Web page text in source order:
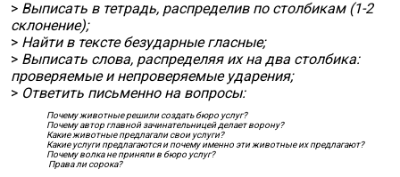
> Выписать в тетрадь, распределив по столбикам (1-2
склонение);
> Найти в тексте безударные гласные;
> Выписать слова, распределяя их на два столбика:
проверяемые и непроверяемые ударения;
> Ответить письменно на вопросы:
Почему животные решили создать бюро услуг?
Почему автор главной зачинательницей делает ворону?
Какие животные предлагали свои услуги?
Какие услуги предлагаются и почему именно эти животные их предлагают?
Почему волка не приняли в бюро услуг?
Права ли сорока?